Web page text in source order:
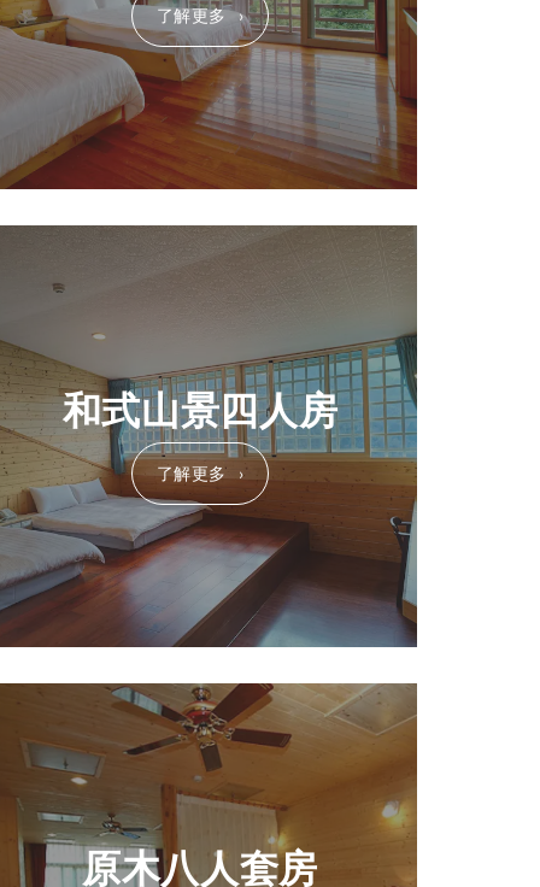
了解更多
和式山景四人房
了解更多
原木八人套房